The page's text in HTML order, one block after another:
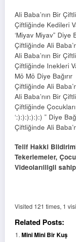
Ali Baba’nın Bir
Çiftliğinde Kedileri
‘Miyav Miyav” Diye
Çiftliğinde Ali
Ali Baba’nın Bir
Çiftliğinde Inekleri
Mö Mö Diye Bağırır
Çiftliğinde Ali
Ali Baba’nın Bir
Çiftliğinde
‘:):):):):):) ” Diye
Çiftliğinde Ali
Telif Hakki
Tekerlemeler,
Videolarıiligli
Visited 121 times, 1
Related Posts:
Mini Mini Bir Kuş